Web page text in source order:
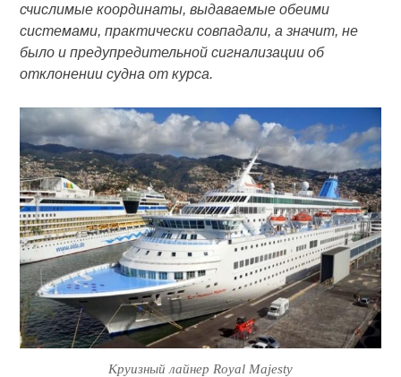
счислимые координаты, выдаваемые обеими
системами, практически совпадали, а значит, не
было и предупредительной сигнализации об
отклонении судна от курса.
Круизный лайнер Royal Majesty